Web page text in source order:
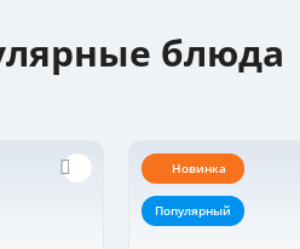
блюда
Новинка
Популярный